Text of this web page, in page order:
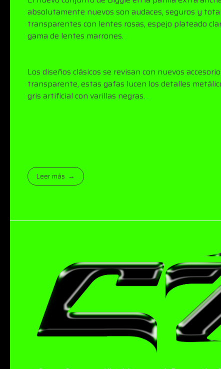
E
2
E
2
absolutamente nuevos son audaces, seguros y
transparentes con lentes rosas, espejo plateado
gama de lentes marrones.
Los diseños clásicos se revisan con nuevos
transparente, estas gafas lucen los detalles
gris artificial con varillas negras.
Leer más